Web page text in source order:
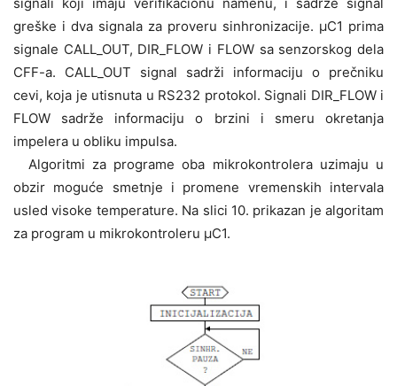
greške i dva signala za proveru sinhronizacije. μC1 prima
signale CALL_OUT, DIR_FLOW i FLOW sa senzorskog dela
CFF-a. CALL_OUT signal sadrži informaciju o prečniku
cevi, koja je utisnuta u RS232 protokol. Signali DIR_FLOW i
FLOW sadrže informaciju o brzini i smeru okretanja
impelera u obliku impulsa.
Algoritmi za programe oba mikrokontrolera uzimaju u
obzir moguće smetnje i promene vremenskih intervala
usled visoke temperature. Na slici 10. prikazan je algoritam
za program u mikrokontroleru μC1.